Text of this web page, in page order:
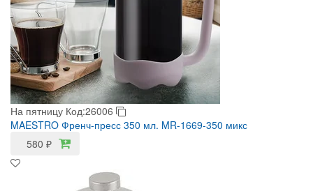
На пятницу Код:26006
MAESTRO Френч-пресс 350 мл. MR-1669-350 микс
580 ₽